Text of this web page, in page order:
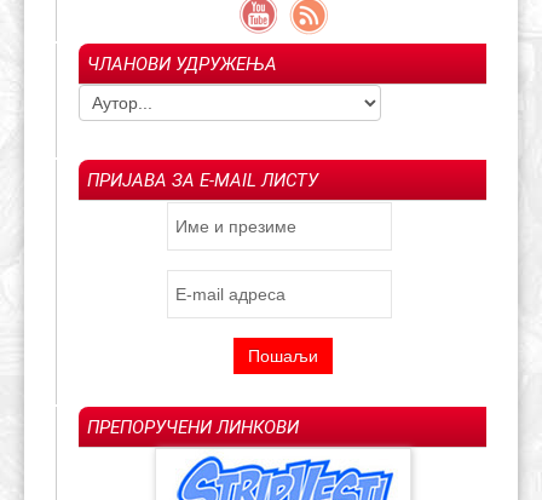
ЧЛАНОВИ УДРУЖЕЊА
ПРИЈАВА ЗА E-MAIL ЛИСТУ
ПРЕПОРУЧЕНИ ЛИНКОВИ